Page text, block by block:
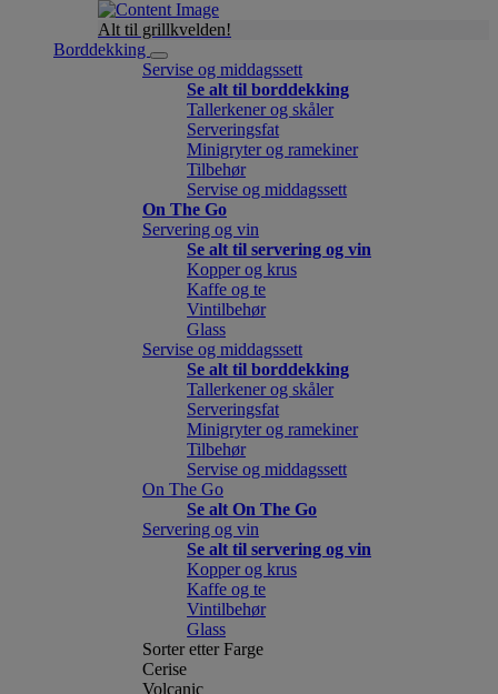
Alt til grillkvelden!
Borddekking
Servise og middagssett
Se alt til borddekking
Tallerkener og skåler
Serveringsfat
Minigryter og ramekiner
Tilbehør
Servise og middagssett
On The Go
Servering og vin
Se alt til servering og vin
Kopper og krus
Kaffe og te
Vintilbehør
Glass
Servise og middagssett
Se alt til borddekking
Tallerkener og skåler
Serveringsfat
Minigryter og ramekiner
Tilbehør
Servise og middagssett
On The Go
Se alt On The Go
Servering og vin
Se alt til servering og vin
Kopper og krus
Kaffe og te
Vintilbehør
Glass
Sorter etter Farge
Cerise
Volcanic